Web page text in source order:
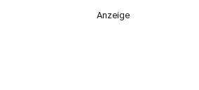
Anzeige